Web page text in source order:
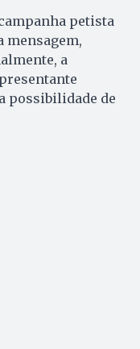
petista
mensagem,
a
possibilidade de